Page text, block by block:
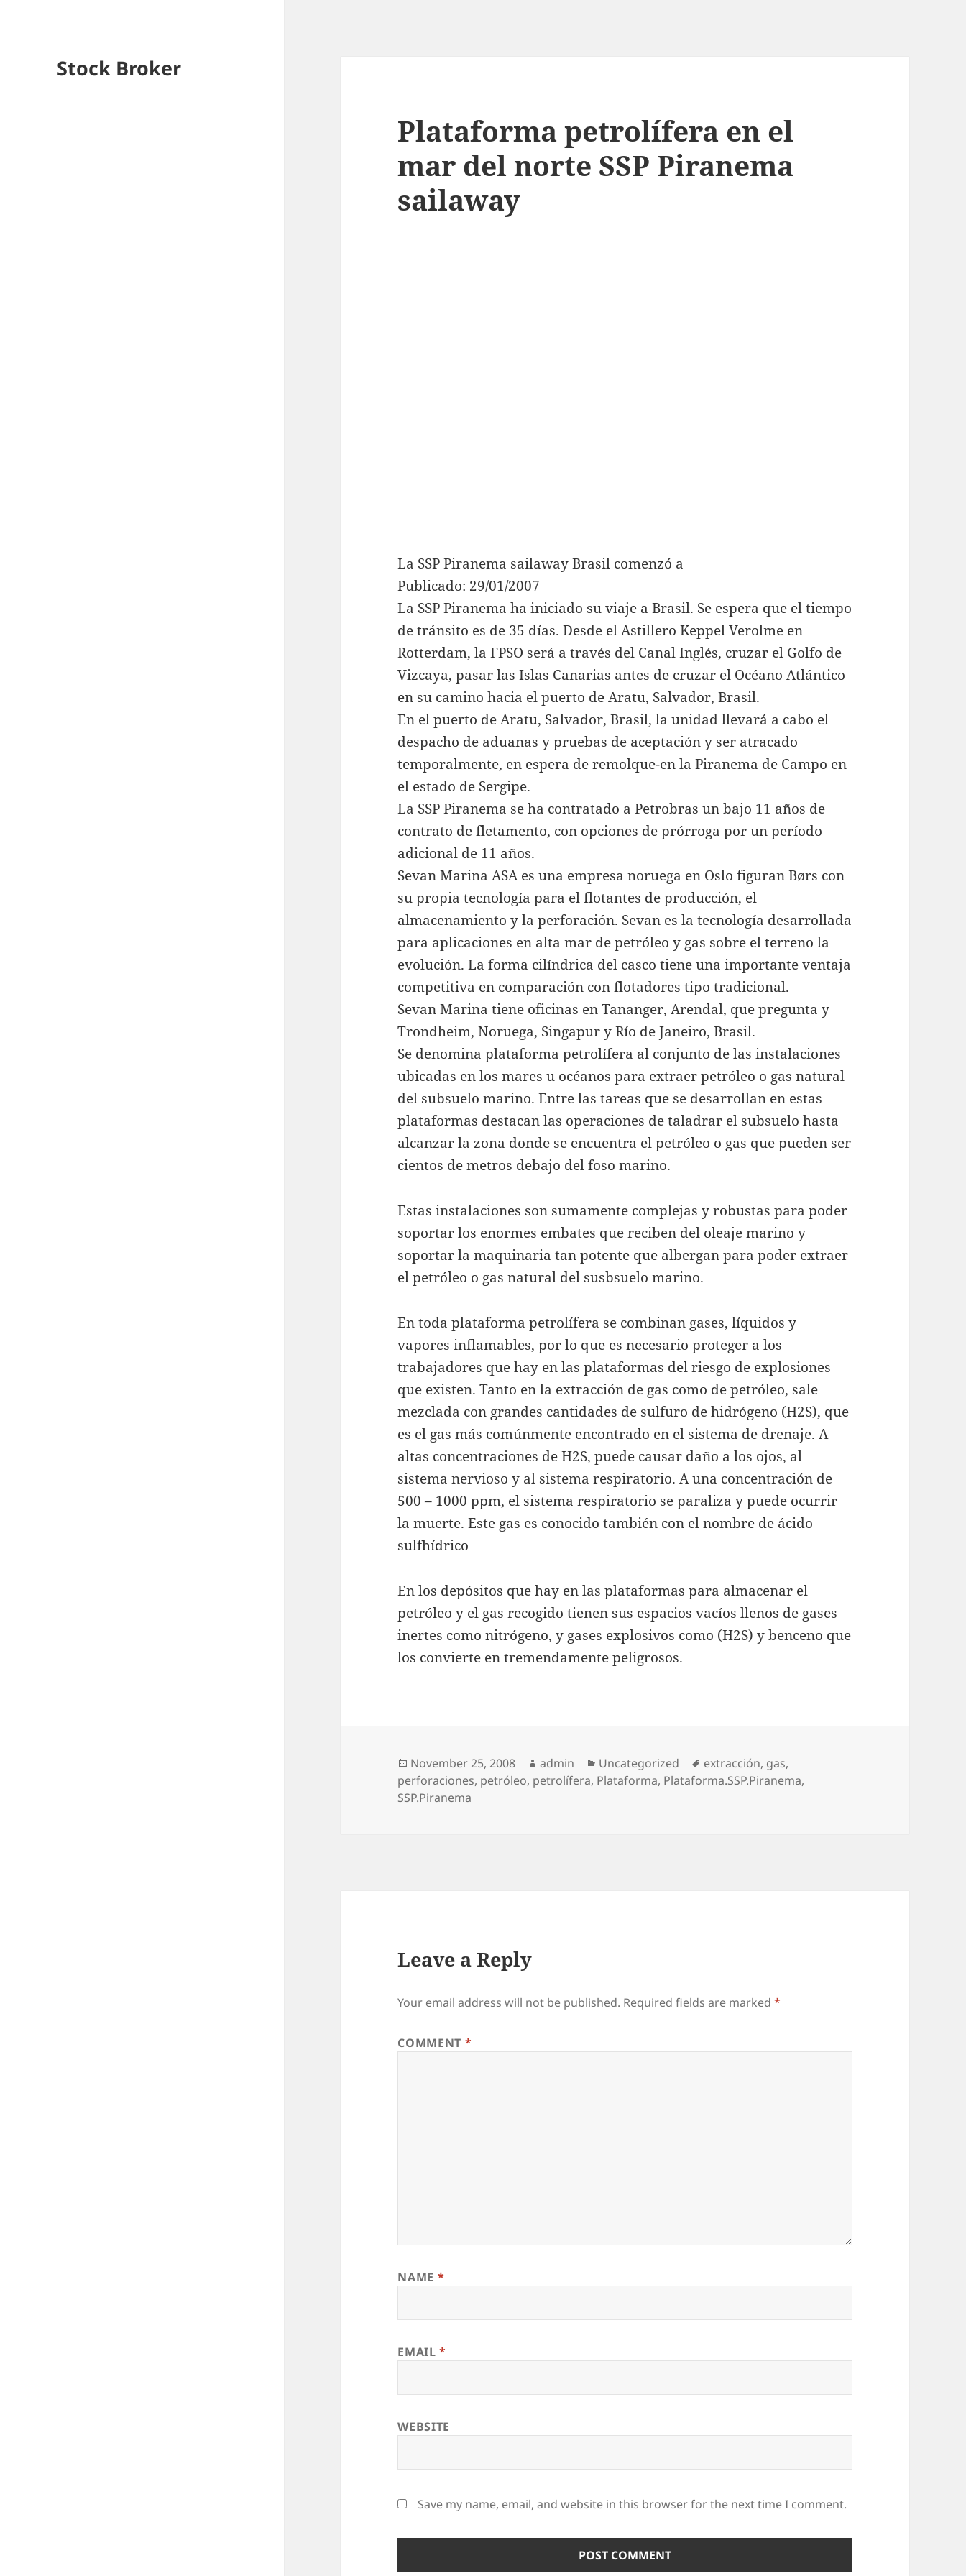
Stock Broker
Plataforma petrolífera en el
mar del norte SSP Piranema
sailaway
La SSP Piranema sailaway Brasil comenzó a
Publicado: 29/01/2007
La SSP Piranema ha iniciado su viaje a Brasil. Se espera que el tiempo
de tránsito es de 35 días. Desde el Astillero Keppel Verolme en
Rotterdam, la FPSO será a través del Canal Inglés, cruzar el Golfo de
Vizcaya, pasar las Islas Canarias antes de cruzar el Océano Atlántico
en su camino hacia el puerto de Aratu, Salvador, Brasil.
En el puerto de Aratu, Salvador, Brasil, la unidad llevará a cabo el
despacho de aduanas y pruebas de aceptación y ser atracado
temporalmente, en espera de remolque-en la Piranema de Campo en
el estado de Sergipe.
La SSP Piranema se ha contratado a Petrobras un bajo 11 años de
contrato de fletamento, con opciones de prórroga por un período
adicional de 11 años.
Sevan Marina ASA es una empresa noruega en Oslo figuran Børs con
su propia tecnología para el flotantes de producción, el
almacenamiento y la perforación. Sevan es la tecnología desarrollada
para aplicaciones en alta mar de petróleo y gas sobre el terreno la
evolución. La forma cilíndrica del casco tiene una importante ventaja
competitiva en comparación con flotadores tipo tradicional.
Sevan Marina tiene oficinas en Tananger, Arendal, que pregunta y
Trondheim, Noruega, Singapur y Río de Janeiro, Brasil.
Se denomina plataforma petrolífera al conjunto de las instalaciones
ubicadas en los mares u océanos para extraer petróleo o gas natural
del subsuelo marino. Entre las tareas que se desarrollan en estas
plataformas destacan las operaciones de taladrar el subsuelo hasta
alcanzar la zona donde se encuentra el petróleo o gas que pueden ser
cientos de metros debajo del foso marino.
Estas instalaciones son sumamente complejas y robustas para poder
soportar los enormes embates que reciben del oleaje marino y
soportar la maquinaria tan potente que albergan para poder extraer
el petróleo o gas natural del susbsuelo marino.
En toda plataforma petrolífera se combinan gases, líquidos y
vapores inflamables, por lo que es necesario proteger a los
trabajadores que hay en las plataformas del riesgo de explosiones
que existen. Tanto en la extracción de gas como de petróleo, sale
mezclada con grandes cantidades de sulfuro de hidrógeno (H2S), que
es el gas más comúnmente encontrado en el sistema de drenaje. A
altas concentraciones de H2S, puede causar daño a los ojos, al
sistema nervioso y al sistema respiratorio. A una concentración de
500 – 1000 ppm, el sistema respiratorio se paraliza y puede ocurrir
la muerte. Este gas es conocido también con el nombre de ácido
sulfhídrico
En los depósitos que hay en las plataformas para almacenar el
petróleo y el gas recogido tienen sus espacios vacíos llenos de gases
inertes como nitrógeno, y gases explosivos como (H2S) y benceno que
los convierte en tremendamente peligrosos.
Posted
on
November 25, 2008 Author
admin Categories
Uncategorized Tags
extracción, gas,
perforaciones, petróleo, petrolífera, Plataforma, Plataforma.SSP.Piranema,
SSP.Piranema
Leave a Reply
Your email address will not be published. Required fields are marked*
COMMENT *
NAME *
EMAIL*
WEBSITE
Save my name, email, and website in this browser for the next time I comment.